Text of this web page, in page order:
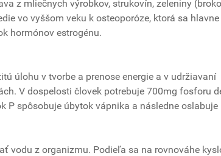
z mliečnych výrobkov, strukovín, zeleniny
vo vyššom veku k osteoporóze, ktorá sa hlavne
hormónov estrogénu.
úlohu v tvorbe a prenose energie a v udržiavaní
V dospelosti človek potrebuje 700mg fosforu
spôsobuje úbytok vápnika a následne oslabuje
vodu z organizmu. Podieľa sa na rovnováhe